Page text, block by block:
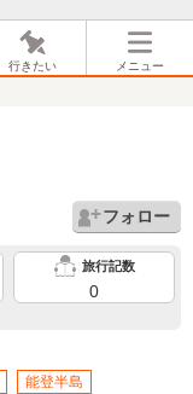
行きたい メニュー
フォロー
旅行記数
0
能登半島